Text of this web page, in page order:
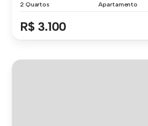
2 Quartos Apartamento
R$ 3.100